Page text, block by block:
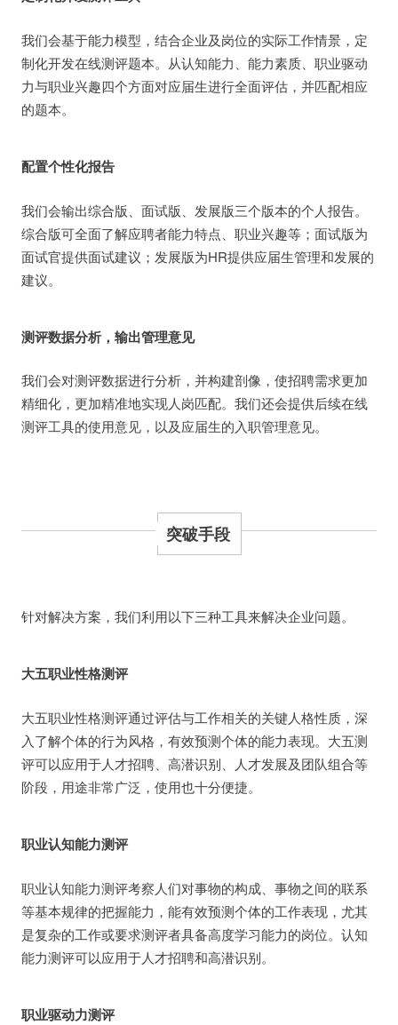
我们会基于能力模型，结合企业及岗位的实际工作情景，定
制化开发在线测评题本。从认知能力、能力素质、职业驱动
力与职业兴趣四个方面对应届生进行全面评估，并匹配相应
的题本。
配置个性化报告
我们会输出综合版、面试版、发展版三个版本的个人报告。
综合版可全面了解应聘者能力特点、职业兴趣等；面试版为
面试官提供面试建议；发展版为HR提供应届生管理和发展的
建议。
测评数据分析，输出管理意见
我们会对测评数据进行分析，并构建剖像，使招聘需求更加
精细化，更加精准地实现人岗匹配。我们还会提供后续在线
测评工具的使用意见，以及应届生的入职管理意见。
突破手段
针对解决方案，我们利用以下三种工具来解决企业问题。
大五职业性格测评
大五职业性格测评通过评估与工作相关的关键人格性质，深
入了解个体的行为风格，有效预测个体的能力表现。大五测
评可以应用于人才招聘、高潜识别、人才发展及团队组合等
阶段，用途非常广泛，使用也十分便捷。
职业认知能力测评
职业认知能力测评考察人们对事物的构成、事物之间的联系
等基本规律的把握能力，能有效预测个体的工作表现，尤其
是复杂的工作或要求测评者具备高度学习能力的岗位。认知
能力测评可以应用于人才招聘和高潜识别。
职业驱动力测评